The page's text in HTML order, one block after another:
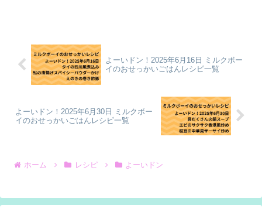
よーいドン！2025年6月16日 ミルクボー
イのおせっかいごはんレシピ一覧
よーいドン！2025年6月30日 ミルクボー
イのおせっかいごはんレシピ一覧
ホーム レシピ よーいドン